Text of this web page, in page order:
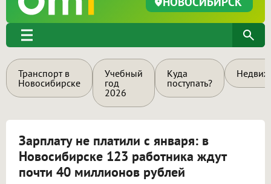
Транспорт в
Новосибирске
Учебный
год
2026
Куда
поступать?
Зарплату не платили с января: в
Новосибирске 123 работника ждут
почти 40 миллионов рублей